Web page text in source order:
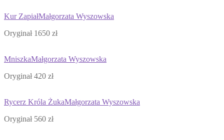
Kur ZapiałMałgorzata Wyszowska
Oryginał 1650 zł
MniszkaMałgorzata Wyszowska
Oryginał 420 zł
Rycerz Króla ŻukaMałgorzata Wyszowska
Oryginał 560 zł